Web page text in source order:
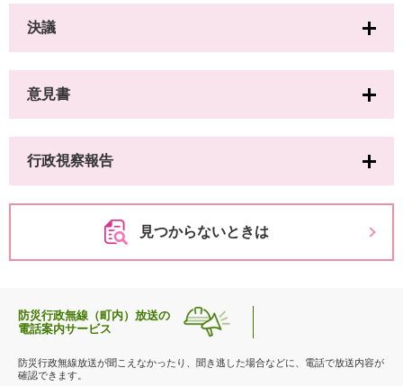
決議
意見書
行政視察報告
見つからないときは
防災行政無線（町内）放送の
電話案内サービス
防災行政無線放送が聞こえなかったり、聞き逃した場合などに、電話で放送内容が
確認できます。